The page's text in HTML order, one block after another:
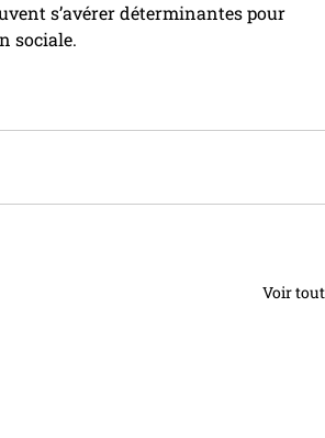
s’avérer déterminantes pour
sociale.
Voir tout